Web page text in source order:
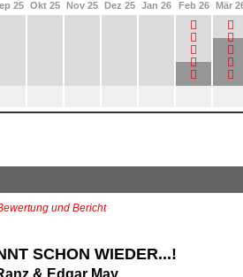
25 Okt 25 Nov 25 Dez 25 Jan 26 Feb 26 Mär
und Bericht
SCHON WIEDER...!